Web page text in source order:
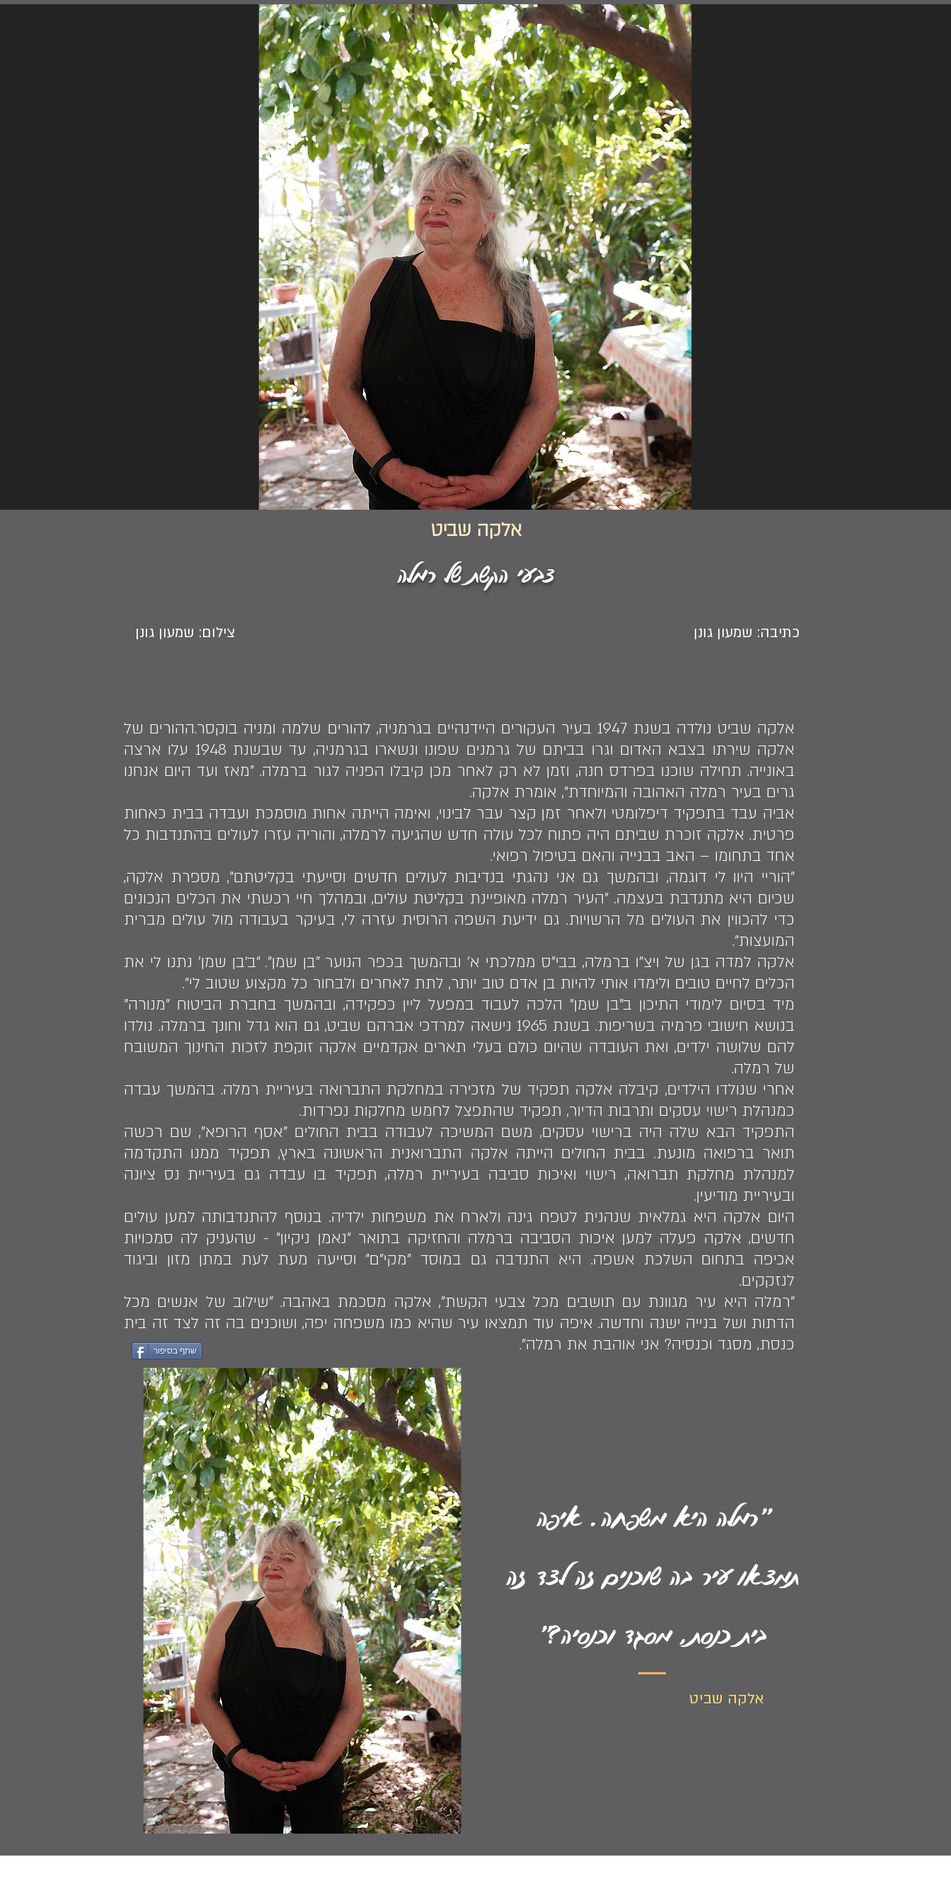
אלקה שביט
צבעי הקשת של רמלה
כתיבה: שמעון גונן צילום: שמעון גונן
אלקה שביט נולדה בשנת 1947 בעיר העקורים היידנהיים בגרמניה, להורים שלמה ומניה בוקסר.ההורים של
אלקה שירתו בצבא האדום וגרו בביתם של גרמנים שפונו ונשארו בגרמניה, עד שבשנת 1948 עלו ארצה
באונייה. תחילה שוכנו בפרדס חנה, וזמן לא רק לאחר מכן קיבלו הפניה לגור ברמלה. "מאז ועד היום אנחנו
גרים בעיר רמלה האהובה והמיוחדת", אומרת אלקה.
אביה עבד בתפקיד דיפלומטי ולאחר זמן קצר עבר לבינוי, ואימה הייתה אחות מוסמכת ועבדה בבית כאחות
פרטית. אלקה זוכרת שביתם היה פתוח לכל עולה חדש שהגיעה לרמלה, והוריה עזרו לעולים בהתנדבות כל
אחד בתחומו – האב בבנייה והאם בטיפול רפואי.
"הוריי היוו לי דוגמה, ובהמשך גם אני נהגתי בנדיבות לעולים חדשים וסייעתי בקליטתם", מספרת אלקה,
שכיום היא מתנדבת בעצמה. "העיר רמלה מאופיינת בקליטת עולים, ובמהלך חיי רכשתי את הכלים הנכונים
כדי להכווין את העולים מל הרשויות. גם ידיעת השפה הרוסית עזרה לי, בעיקר בעבודה מול עולים מברית
המועצות".
אלקה למדה בגן של ויצ"ו ברמלה, בבי"ס ממלכתי א' ובהמשך בכפר הנוער "בן שמן". "ב'בן שמן' נתנו לי את
הכלים לחיים טובים ולימדו אותי להיות בן אדם טוב יותר, לתת לאחרים ולבחור כל מקצוע שטוב לי".
מיד בסיום לימודי התיכון ב"בן שמן" הלכה לעבוד במפעל ליין כפקידה, ובהמשך בחברת הביטוח "מנורה"
בנושא חישובי פרמיה בשריפות. בשנת 1965 נישאה למרדכי אברהם שביט, גם הוא גדל וחונך ברמלה. נולדו
להם שלושה ילדים, ואת העובדה שהיום כולם בעלי תארים אקדמיים אלקה זוקפת לזכות החינוך המשובח
של רמלה.
אחרי שנולדו הילדים, קיבלה אלקה תפקיד של מזכירה במחלקת התברואה בעיריית רמלה. בהמשך עבדה
כמנהלת רישוי עסקים ותרבות הדיור, תפקיד שהתפצל לחמש מחלקות נפרדות.
התפקיד הבא שלה היה ברישוי עסקים, משם המשיכה לעבודה בבית החולים "אסף הרופא", שם רכשה
תואר ברפואה מונעת. בבית החולים הייתה אלקה התברואנית הראשונה בארץ, תפקיד ממנו התקדמה
למנהלת מחלקת תברואה, רישוי ואיכות סביבה בעיריית רמלה, תפקיד בו עבדה גם בעיריית נס ציונה
ובעיריית מודיעין.
היום אלקה היא גמלאית שנהנית לטפח גינה ולארח את משפחות ילדיה. בנוסף להתנדבותה למען עולים
חדשים, אלקה פעלה למען איכות הסביבה ברמלה והחזיקה בתואר "נאמן ניקיון" - שהעניק לה סמכויות
אכיפה בתחום השלכת אשפה. היא התנדבה גם במוסד "מקי"ם" וסייעה מעת לעת במתן מזון וביגוד
לנזקקים.
"רמלה היא עיר מגוונת עם תושבים מכל צבעי הקשת", אלקה מסכמת באהבה. "שילוב של אנשים מכל
הדתות ושל בנייה ישנה וחדשה. איפה עוד תמצאו עיר שהיא כמו משפחה יפה, ושוכנים בה זה לצד זה בית
כנסת, מסגד וכנסיה? אני אוהבת את רמלה".
שתף בסיפור
"רמלה היא משפחה. איפה
תמצאו עיר בה שוכנים זה לצד זה
בית כנסת, מסגד וכנסיה?"
אלקה שביט